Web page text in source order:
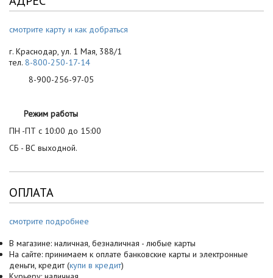
смотрите карту и как добраться
г. Краснодар, ул. 1 Мая, 388/1
тел. 8-800-250-17-14
8-900-256-97-05
Режим работы
ПН -ПТ с 10:00 до 15:00
СБ - ВС выходной.
ОПЛАТА
смотрите подробнее
В магазине: наличная, безналичная - любые карты
На сайте: принимаем к оплате банковские карты и электронные
деньги, кредит (купи в кредит)